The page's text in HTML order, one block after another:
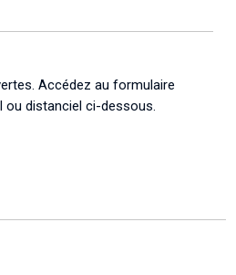
Accédez au formulaire
ou distanciel ci-dessous.